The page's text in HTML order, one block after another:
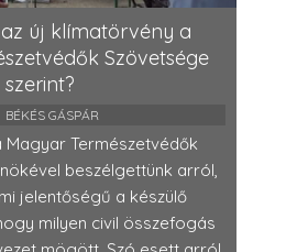
új klímatörvény a
Szövetsége
szerint?
BÉKÉS GÁSPÁR
Magyar Természetvédők
beszélgettünk arról,
jelentőségű a készülő
milyen civil összefogás